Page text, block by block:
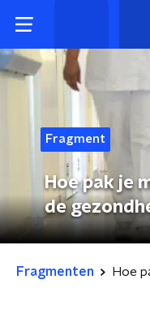
Fragment
Hoe pak je
de
Fragmenten